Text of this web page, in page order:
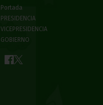
Portada
PRESIDENCIA
VICEPRESIDENCIA
GOBIERNO